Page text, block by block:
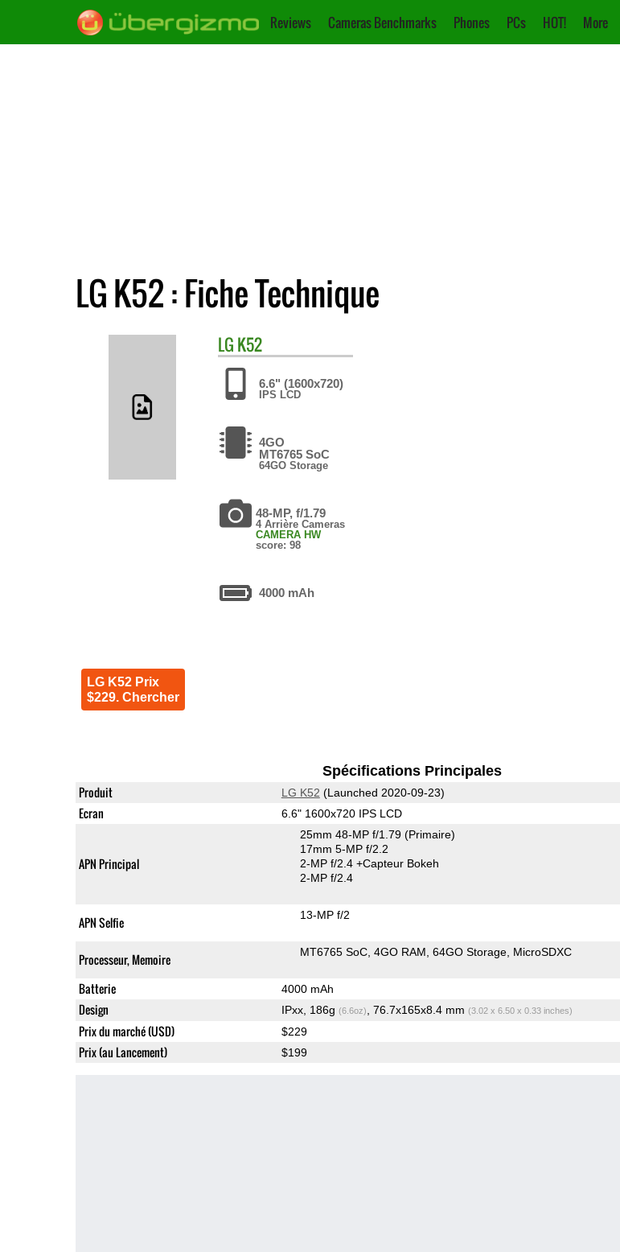
Reviews Cameras Benchmarks Phones PCs HOT! More
LG K52 : Fiche Technique
LG K52
6.6" (1600x720)
IPS LCD
4GO
MT6765 SoC
64GO Storage
48-MP, f/1.79
4 Arrière Cameras
CAMERA HW
score: 98
4000 mAh
LG K52 Prix
$229. Chercher
Spécifications Principales
Produit LG K52 (Launched 2020-09-23)
Ecran 6.6" 1600x720 IPS LCD
APN Principal
25mm 48-MP f/1.79 (Primaire)
17mm 5-MP f/2.2
2-MP f/2.4 +Capteur Bokeh
2-MP f/2.4
APN Selfie 13-MP f/2
Processeur, Memoire MT6765 SoC 4GO RAM 64GO Storage MicroSDXC
Batterie 4000 mAh
Design IPxx, 186g (6.6oz) , 76.7x165x8.4 mm (3.02 x 6.50 x 0.33 inches)
Prix du marché (USD) $229
Prix (au Lancement) $199